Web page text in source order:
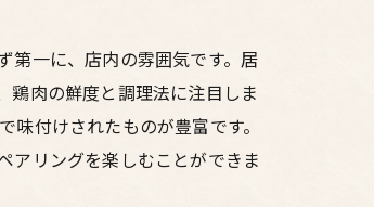
第一に、店内の雰囲気です。居
鶏肉の鮮度と調理法に注目しま
付けされたものが豊富です。
アリングを楽しむことができま